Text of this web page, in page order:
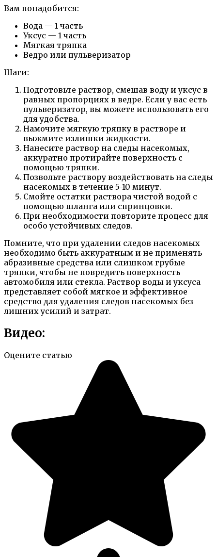
Вам понадобится:
Вода — 1 часть
Уксус — 1 часть
Мягкая тряпка
Ведро или пульверизатор
Шаги:
Подготовьте раствор, смешав воду и уксус в
равных пропорциях в ведре. Если у вас есть
пульверизатор, вы можете использовать его
для удобства.
Намочите мягкую тряпку в растворе и
выжмите излишки жидкости.
Нанесите раствор на следы насекомых,
аккуратно протирайте поверхность с
помощью тряпки.
Позвольте раствору воздействовать на следы
насекомых в течение 5-10 минут.
Смойте остатки раствора чистой водой с
помощью шланга или спринцовки.
При необходимости повторите процесс для
особо устойчивых следов.
Помните, что при удалении следов насекомых
необходимо быть аккуратным и не применять
абразивные средства или слишком грубые
тряпки, чтобы не повредить поверхность
автомобиля или стекла. Раствор воды и уксуса
представляет собой мягкое и эффективное
средство для удаления следов насекомых без
лишних усилий и затрат.
Видео:
Оцените статью